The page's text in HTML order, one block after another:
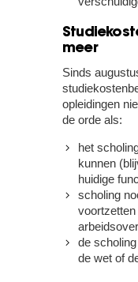
meer
Sinds
opleidingen
de orde als:
het
kunnen
huidige
scholing
de
de wet of